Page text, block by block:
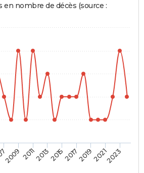
nombre de décès (source :
2009 2011201320152017201920212023